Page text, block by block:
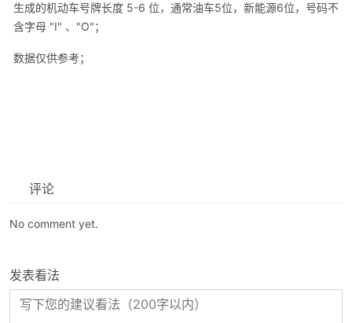
生成的机动车号牌长度 5-6 位，通常油车5位，新能源6位，号码不
含字母 "I" 、"O"；
数据仅供参考；
评论
No comment yet.
发表看法